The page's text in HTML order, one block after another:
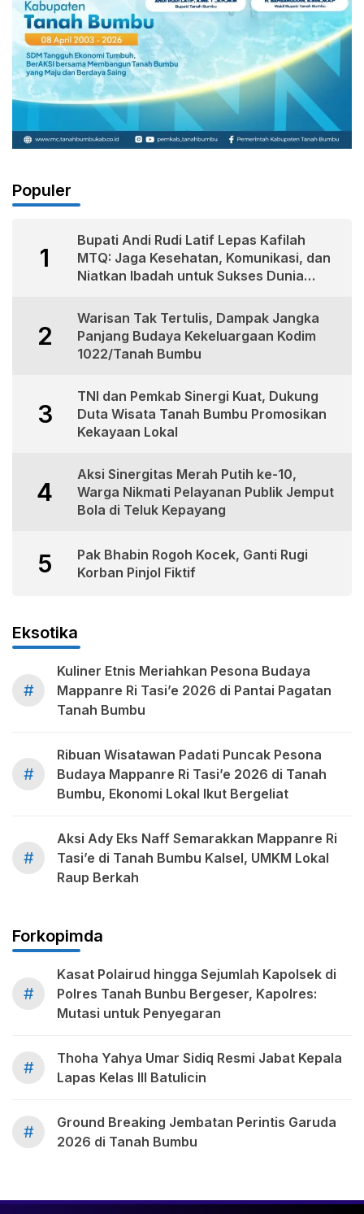
Populer
1
Bupati Andi Rudi Latif Lepas Kafilah
MTQ: Jaga Kesehatan, Komunikasi, dan
Niatkan Ibadah untuk Sukses Dunia
2
Warisan Tak Tertulis, Dampak Jangka
Panjang Budaya Kekeluargaan Kodim
1022/Tanah Bumbu
3
TNI dan Pemkab Sinergi Kuat, Dukung
Duta Wisata Tanah Bumbu Promosikan
Kekayaan Lokal
4
Aksi Sinergitas Merah Putih ke-10,
Warga Nikmati Pelayanan Publik Jemput
Bola di Teluk Kepayang
5
Pak Bhabin Rogoh Kocek, Ganti Rugi
Korban Pinjol Fiktif
Eksotika
#
Kuliner Etnis Meriahkan Pesona Budaya
Mappanre Ri Tasi’e 2026 di Pantai Pagatan
Tanah Bumbu
#
Ribuan Wisatawan Padati Puncak Pesona
Budaya Mappanre Ri Tasi’e 2026 di Tanah
Bumbu, Ekonomi Lokal Ikut Bergeliat
#
Aksi Ady Eks Naff Semarakkan Mappanre Ri
Tasi’e di Tanah Bumbu Kalsel, UMKM Lokal
Raup Berkah
Forkopimda
#
Kasat Polairud hingga Sejumlah Kapolsek di
Polres Tanah Bunbu Bergeser, Kapolres:
Mutasi untuk Penyegaran
#
Thoha Yahya Umar Sidiq Resmi Jabat Kepala
Lapas Kelas III Batulicin
#
Ground Breaking Jembatan Perintis Garuda
2026 di Tanah Bumbu